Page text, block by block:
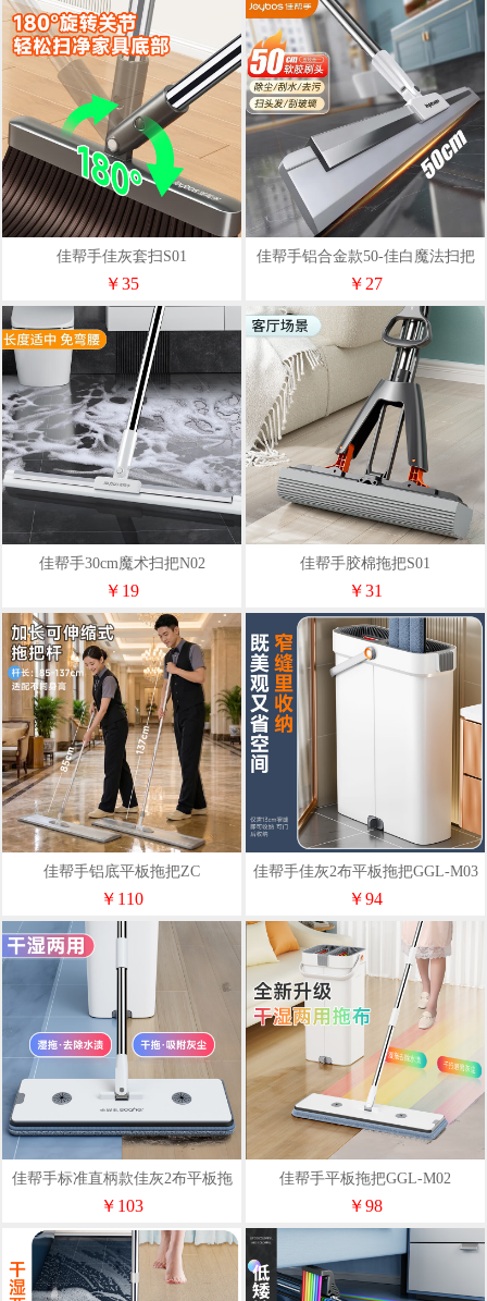
佳帮手佳灰套扫S01
￥35
佳帮手铝合金款50-佳白魔法扫把
N02
￥27
佳帮手30cm魔术扫把N02
￥19
佳帮手胶棉拖把S01
￥31
佳帮手铝底平板拖把ZC
￥110
佳帮手佳灰2布平板拖把GGL-M03
￥94
佳帮手标准直柄款佳灰2布平板拖
把GGL-M03
￥103
佳帮手平板拖把GGL-M02
￥98